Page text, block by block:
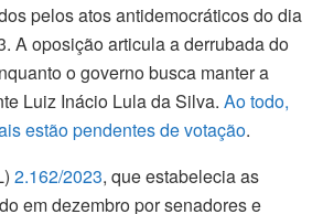
pelos atos antidemocráticos do dia
A oposição articula a derrubada do
o governo busca manter a
Luiz Inácio Lula da Silva. Ao todo,
estão pendentes de votação.
2.162/2023, que estabelecia as
em dezembro por senadores e